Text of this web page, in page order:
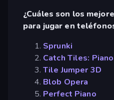
¿Cuáles son los
para jugar en
Sprunki
Catch Tiles:
Tile Jumper 3D
Blob Opera
Perfect Piano